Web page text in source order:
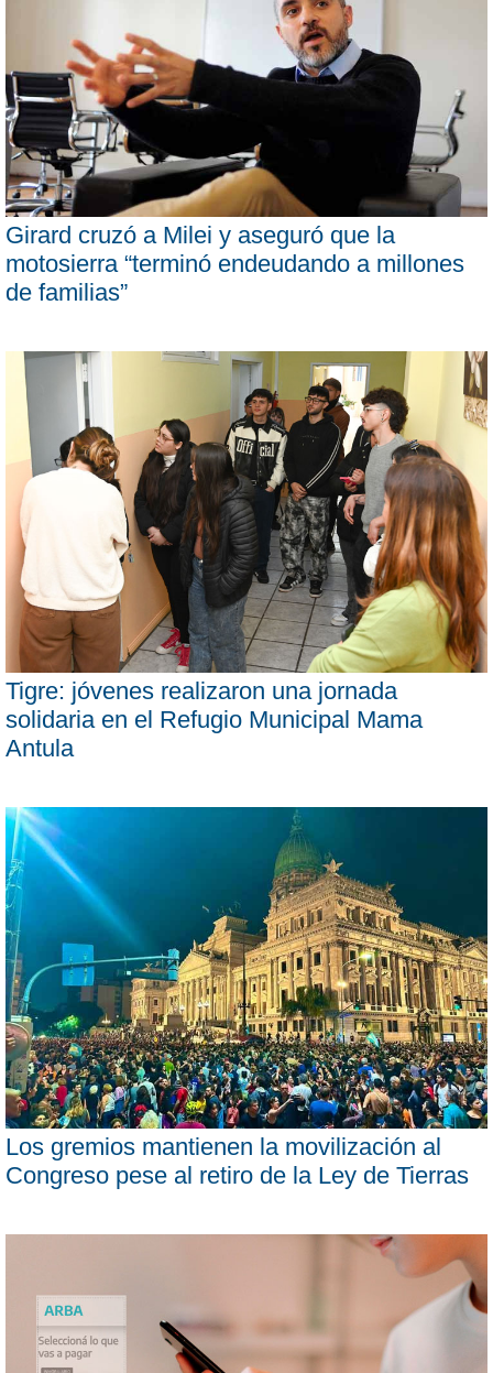
Girard cruzó a Milei y aseguró que la
motosierra “terminó endeudando a millones
de familias”
Tigre: jóvenes realizaron una jornada
solidaria en el Refugio Municipal Mama
Antula
Los gremios mantienen la movilización al
Congreso pese al retiro de la Ley de Tierras